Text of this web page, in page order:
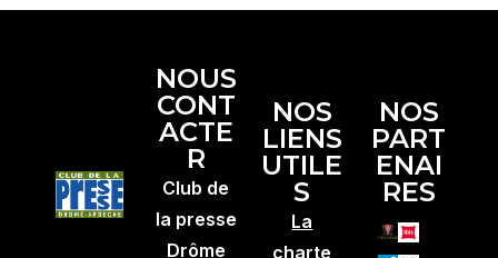
NOUS
CONT
ACTE
R
Club de
la presse
Drôme
NOS
LIENS
UTILE
S
La
charte
NOS
PART
ENAI
RES